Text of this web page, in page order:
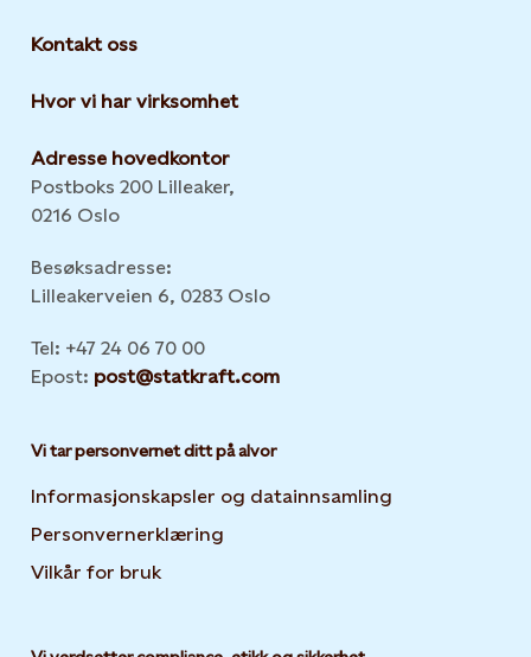
Kontakt oss
Hvor vi har virksomhet
Adresse hovedkontor
Postboks 200 Lilleaker,
0216 Oslo
Besøksadresse:
Lilleakerveien 6, 0283 Oslo
Tel: +47 24 06 70 00
Epost: post@statkraft.com
Vi tar personvernet ditt på alvor
Informasjonskapsler og datainnsamling
Personvernerklæring
Vilkår for bruk